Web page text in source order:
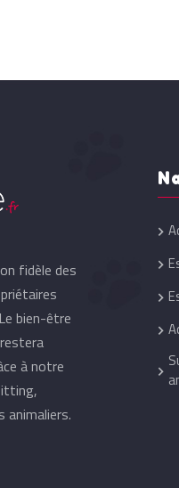
fidèle des
bien-être
à notre
animaliers.